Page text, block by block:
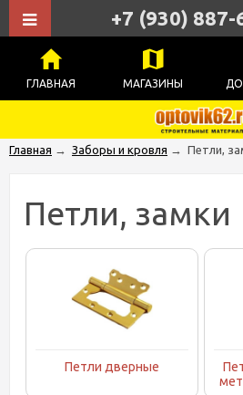
ГЛАВНАЯ МАГАЗИНЫ
+7 (930) 887-
Главная → Заборы и кровля → Петли,
Петли, замки
Петли дверные